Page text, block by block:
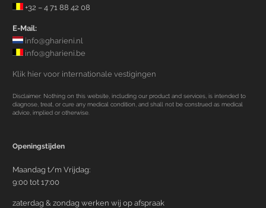
+32 – 4 71 88 42 08
E-Mail:
info@gharieni.nl
info@gharieni.be
Klik hier voor internationale vestigingen
Disclaimer: Nothing on this website, including our product and services, is intended to
diagnose, treat, or cure any medical condition, and shall not be construed as medical
advice, implied or otherwise.
Openingstijden
Maandag t/m Vrijdag:
9:00 tot 17:00
zaterdag & zondag werken wij op afspraak